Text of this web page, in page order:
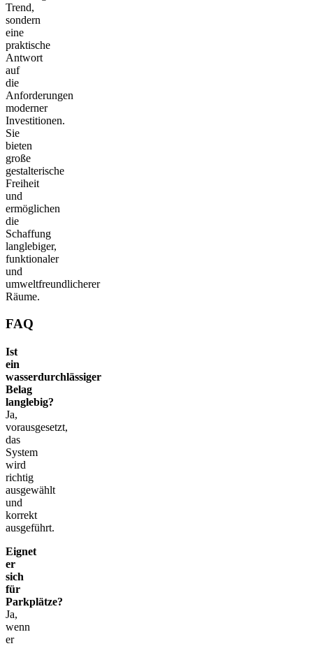
Trend,
sondern
eine
praktische
Antwort
auf
die
Anforderungen
moderner
Investitionen.
Sie
bieten
große
gestalterische
Freiheit
und
ermöglichen
die
Schaffung
langlebiger,
funktionaler
und
umweltfreundlicherer
Räume.
FAQ
Ist
ein
wasserdurchlässiger
Belag
langlebig?
Ja,
vorausgesetzt,
das
System
wird
richtig
ausgewählt
und
korrekt
ausgeführt.
Eignet
er
sich
für
Parkplätze?
Ja,
wenn
er